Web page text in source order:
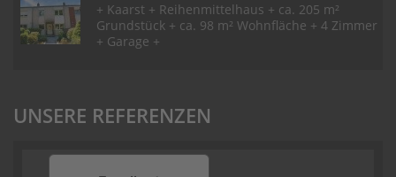
+ Kaarst + Reihenmittelhaus + ca. 205 m²
Grundstück + ca. 98 m² Wohnfläche + 4 Zimmer
+ Garage +
UNSERE REFERENZEN